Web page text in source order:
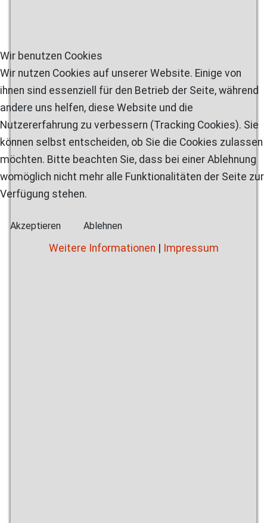
Wir benutzen Cookies
Wir nutzen Cookies auf unserer Website. Einige von
ihnen sind essenziell für den Betrieb der Seite, während
andere uns helfen, diese Website und die
Nutzererfahrung zu verbessern (Tracking Cookies). Sie
können selbst entscheiden, ob Sie die Cookies zulassen
möchten. Bitte beachten Sie, dass bei einer Ablehnung
womöglich nicht mehr alle Funktionalitäten der Seite zur
Verfügung stehen.
Akzeptieren Ablehnen
Weitere Informationen | Impressum